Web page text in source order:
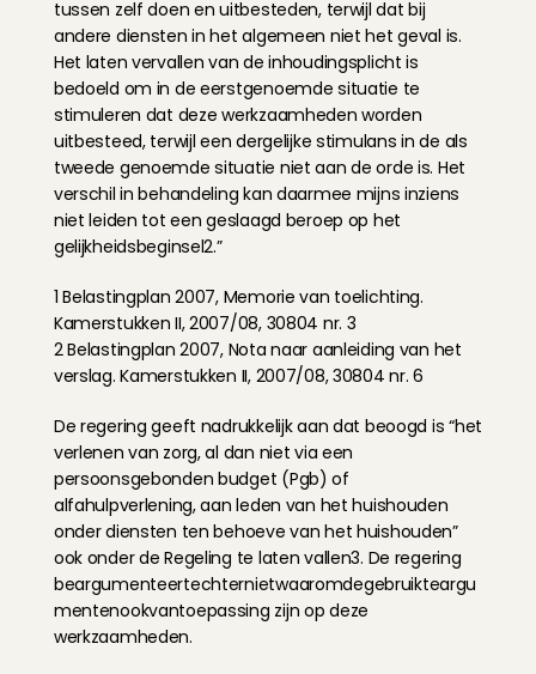
tussen zelf doen en uitbesteden, terwijl dat bij
andere diensten in het algemeen niet het geval is.
Het laten vervallen van de inhoudingsplicht is
bedoeld om in de eerstgenoemde situatie te
stimuleren dat deze werkzaamheden worden
uitbesteed, terwijl een dergelijke stimulans in de als
tweede genoemde situatie niet aan de orde is. Het
verschil in behandeling kan daarmee mijns inziens
niet leiden tot een geslaagd beroep op het
gelijkheidsbeginsel2.”
1 Belastingplan 2007, Memorie van toelichting.
Kamerstukken II, 2007/08, 30804 nr. 3
2 Belastingplan 2007, Nota naar aanleiding van het
verslag. Kamerstukken II, 2007/08, 30804 nr. 6
De regering geeft nadrukkelijk aan dat beoogd is “het
verlenen van zorg, al dan niet via een
persoonsgebonden budget (Pgb) of
alfahulpverlening, aan leden van het huishouden
onder diensten ten behoeve van het huishouden”
ook onder de Regeling te laten vallen3. De regering
beargumenteertechternietwaaromdegebruikteargu
mentenookvantoepassing zijn op deze
werkzaamheden.